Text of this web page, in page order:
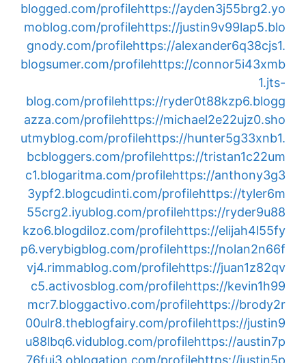
blogged.com/profilehttps://ayden3j55brg2.yo
moblog.com/profilehttps://justin9v99lap5.blo
gnody.com/profilehttps://alexander6q38cjs1.
blogsumer.com/profilehttps://connor5i43xmb
1.jts-
blog.com/profilehttps://ryder0t88kzp6.blogg
azza.com/profilehttps://michael2e22ujz0.sho
utmyblog.com/profilehttps://hunter5g33xnb1.
bcbloggers.com/profilehttps://tristan1c22um
c1.blogaritma.com/profilehttps://anthony3g3
3ypf2.blogcudinti.com/profilehttps://tyler6m
55crg2.iyublog.com/profilehttps://ryder9u88
kzo6.blogdiloz.com/profilehttps://elijah4l55fy
p6.verybigblog.com/profilehttps://nolan2n66f
vj4.rimmablog.com/profilehttps://juan1z82qv
c5.activosblog.com/profilehttps://kevin1h99
mcr7.bloggactivo.com/profilehttps://brody2r
00ulr8.theblogfairy.com/profilehttps://justin9
u88lbq6.vidublog.com/profilehttps://austin7p
76fuj3.oblogation.com/profilehttps://justin5p